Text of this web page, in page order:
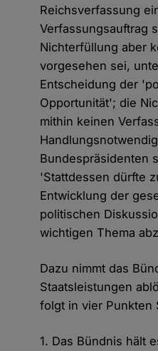
Reichsverfassung
Verfassungsauftrag
Nichterfüllung aber
vorgesehen sei,
Entscheidung der
Opportunität'; die
mithin keinen
Bundespräsidenten
'Stattdessen dürfte
Entwicklung der
politischen
wichtigen Thema
Dazu nimmt das
Staatsleistungen
folgt in vier Punkten
1. Das Bündnis hält